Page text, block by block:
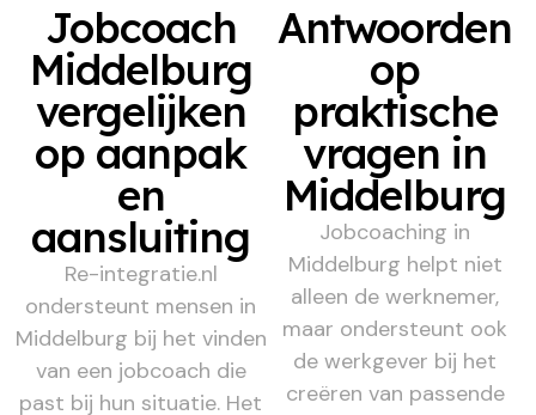
Jobcoach
Middelburg
vergelijken
op aanpak
en
aansluiting
Re-integratie.nl
ondersteunt mensen in
Middelburg bij het vinden
van een jobcoach die
past bij hun situatie. Het
Antwoorden
op
praktische
vragen in
Middelburg
Jobcoaching in
Middelburg helpt niet
alleen de werknemer,
maar ondersteunt ook
de werkgever bij het
creëren van passende